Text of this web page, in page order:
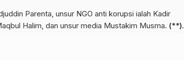
Parenta, unsur NGO anti korupsi ialah Kadir
Halim, dan unsur media Mustakim Musma. (**).